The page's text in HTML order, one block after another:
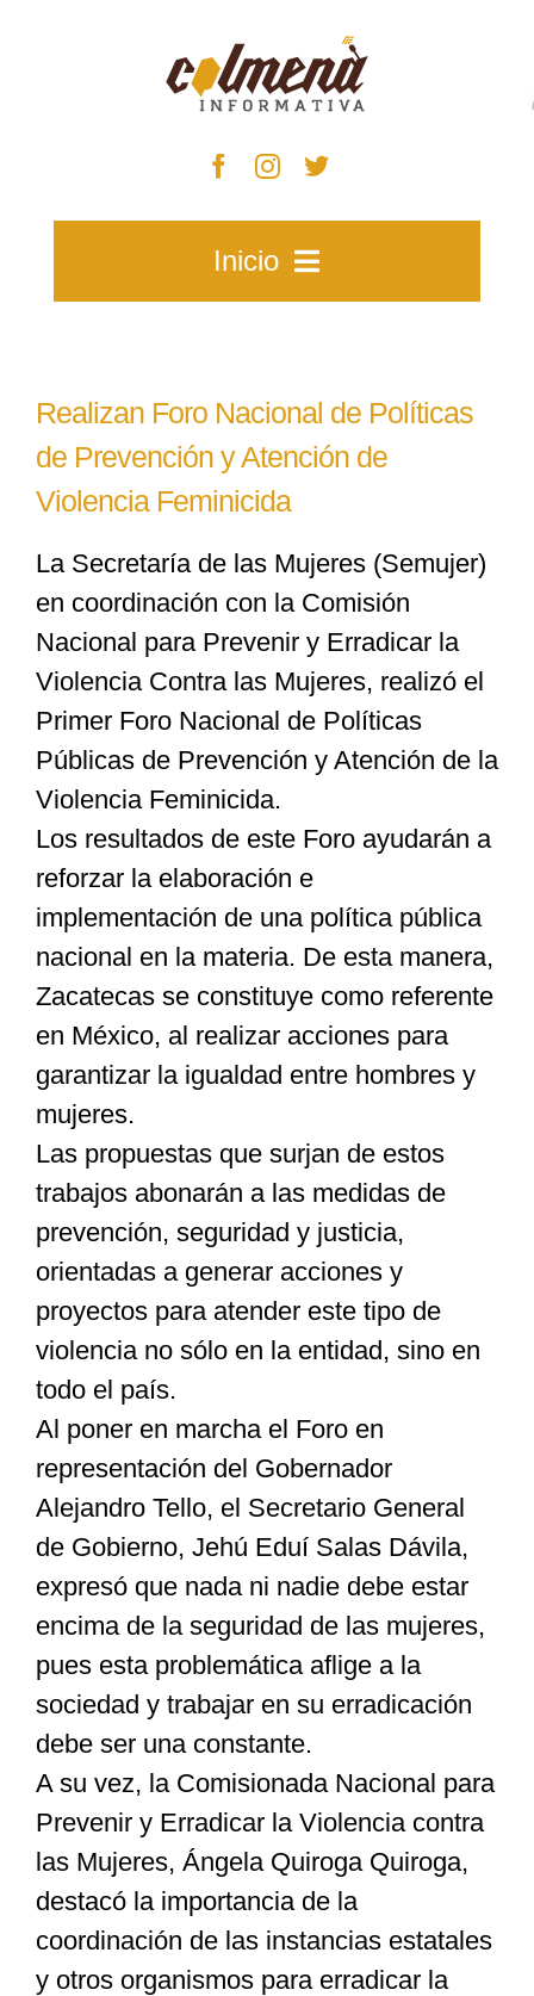
Inicio
Zacatecas
Especiales
Nacional
Opinión
Cultura
Nosotros
Realizan Foro Nacional de Políticas
de Prevención y Atención de
Violencia Feminicida
La Secretaría de las Mujeres (Semujer)
en coordinación con la Comisión
Nacional para Prevenir y Erradicar la
Violencia Contra las Mujeres, realizó el
Primer Foro Nacional de Políticas
Públicas de Prevención y Atención de la
Violencia Feminicida.
Los resultados de este Foro ayudarán a
reforzar la elaboración e
implementación de una política pública
nacional en la materia. De esta manera,
Zacatecas se constituye como referente
en México, al realizar acciones para
garantizar la igualdad entre hombres y
mujeres.
Las propuestas que surjan de estos
trabajos abonarán a las medidas de
prevención, seguridad y justicia,
orientadas a generar acciones y
proyectos para atender este tipo de
violencia no sólo en la entidad, sino en
todo el país.
Al poner en marcha el Foro en
representación del Gobernador
Alejandro Tello, el Secretario General
de Gobierno, Jehú Eduí Salas Dávila,
expresó que nada ni nadie debe estar
encima de la seguridad de las mujeres,
pues esta problemática aflige a la
sociedad y trabajar en su erradicación
debe ser una constante.
A su vez, la Comisionada Nacional para
Prevenir y Erradicar la Violencia contra
las Mujeres, Ángela Quiroga Quiroga,
destacó la importancia de la
coordinación de las instancias estatales
y otros organismos para erradicar la